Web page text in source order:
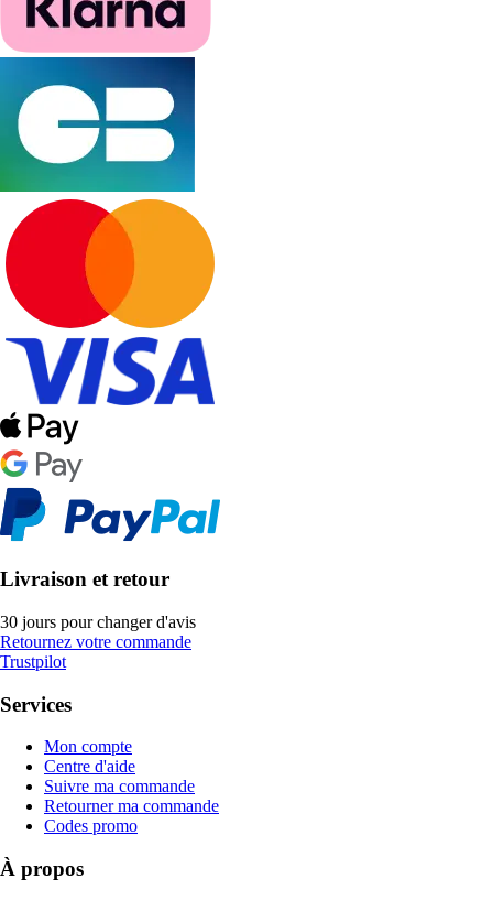
Livraison et retour
30 jours pour changer d'avis
Retournez votre commande
Trustpilot
Services
Mon compte
Centre d'aide
Suivre ma commande
Retourner ma commande
Codes promo
À propos